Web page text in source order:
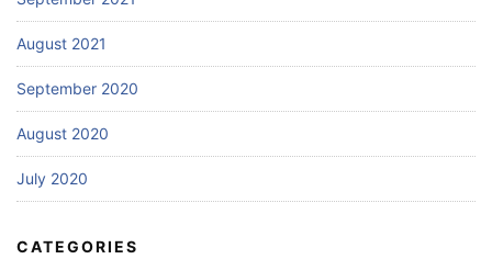
August 2021
September 2020
August 2020
July 2020
CATEGORIES